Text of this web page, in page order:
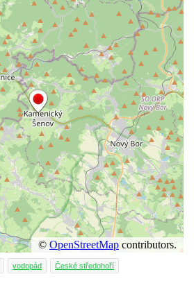
vodopád České středohoří